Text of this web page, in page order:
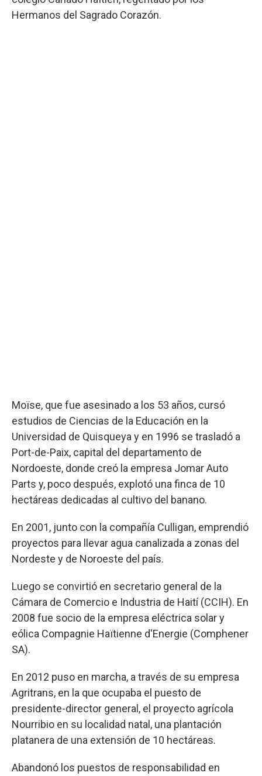
Hermanos del Sagrado Corazón.
Moïse, que fue asesinado a los 53 años, cursó
estudios de Ciencias de la Educación en la
Universidad de Quisqueya y en 1996 se trasladó a
Port-de-Paix, capital del departamento de
Nordoeste, donde creó la empresa Jomar Auto
Parts y, poco después, explotó una finca de 10
hectáreas dedicadas al cultivo del banano.
En 2001, junto con la compañía Culligan, emprendió
proyectos para llevar agua canalizada a zonas del
Nordeste y de Noroeste del país.
Luego se convirtió en secretario general de la
Cámara de Comercio e Industria de Haití (CCIH). En
2008 fue socio de la empresa eléctrica solar y
eólica Compagnie Haïtienne d'Energie (Comphener
SA).
En 2012 puso en marcha, a través de su empresa
Agritrans, en la que ocupaba el puesto de
presidente-director general, el proyecto agrícola
Nourribio en su localidad natal, una plantación
platanera de una extensión de 10 hectáreas.
Abandonó los puestos de responsabilidad en